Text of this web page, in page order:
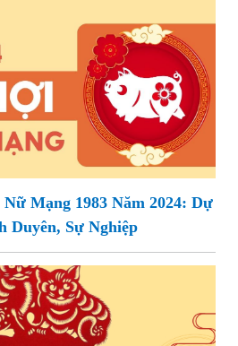
Mạng 1983 Năm 2024: Dự
Duyên, Sự Nghiệp